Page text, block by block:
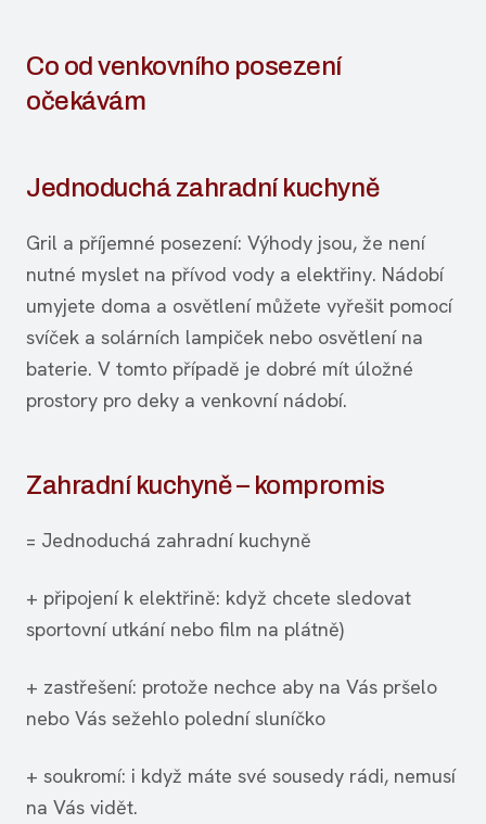
Co od venkovního posezení
očekávám
Jednoduchá zahradní kuchyně
Gril a příjemné posezení: Výhody jsou, že není
nutné myslet na přívod vody a elektřiny. Nádobí
umyjete doma a osvětlení můžete vyřešit pomocí
svíček a solárních lampiček nebo osvětlení na
baterie. V tomto případě je dobré mít úložné
prostory pro deky a venkovní nádobí.
Zahradní kuchyně – kompromis
= Jednoduchá zahradní kuchyně
+ připojení k elektřině: když chcete sledovat
sportovní utkání nebo film na plátně)
+ zastřešení: protože nechce aby na Vás pršelo
nebo Vás sežehlo polední sluníčko
+ soukromí: i když máte své sousedy rádi, nemusí
na Vás vidět.